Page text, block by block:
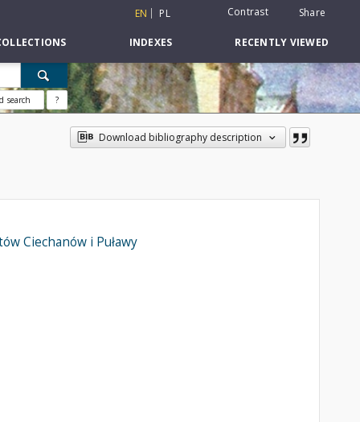
EN PL Contrast Share
INDEXES RECENTLY VIEWED
search ?
Download bibliography description
Ciechanów i Puławy